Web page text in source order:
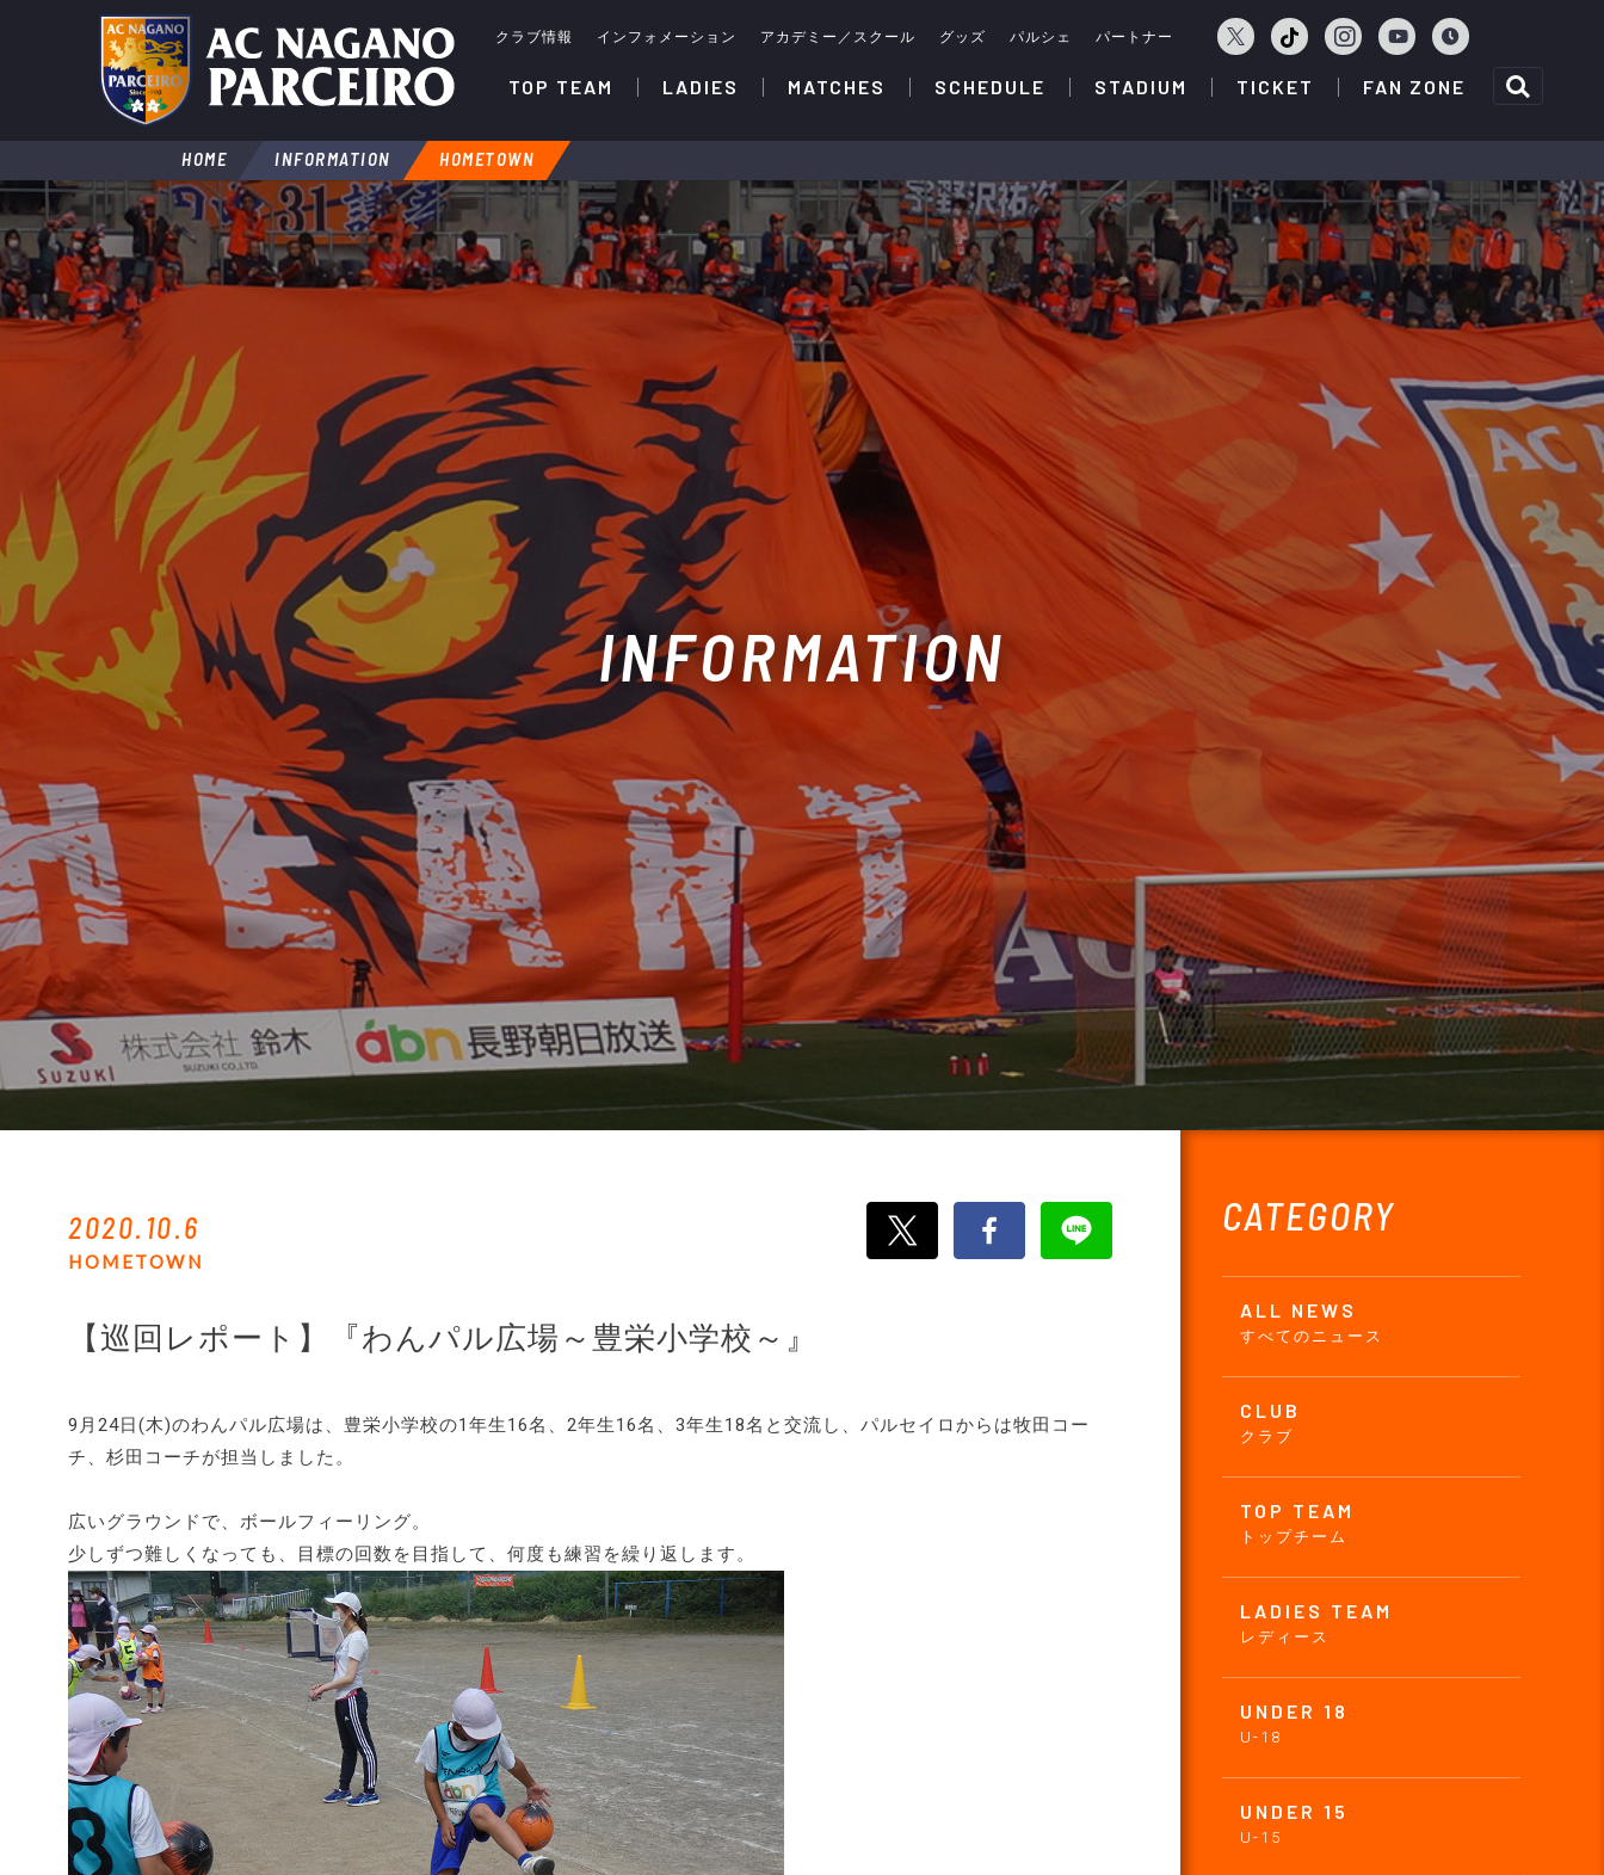
クラブ情報 インフォメーション アカデミー／スクール グッズ パルシェ パートナー
TOP TEAM LADIES MATCHES SCHEDULE STADIUM TICKET FAN ZONE
HOME INFORMATION HOMETOWN
INFORMATION
CATEGORY
ALL NEWS
すべてのニュース
CLUB
クラブ
TOP TEAM
トップチーム
LADIES TEAM
レディース
UNDER 18
U-18
UNDER 15
U-15
2020.10.6
HOMETOWN
【巡回レポート】『わんパル広場～豊栄小学校～』
9月24日(木)のわんパル広場は、豊栄小学校の1年生16名、2年生16名、3年生18名と交流し、パルセイロからは牧田コー
チ、杉田コーチが担当しました。
広いグラウンドで、ボールフィーリング。
少しずつ難しくなっても、目標の回数を目指して、何度も練習を繰り返します。